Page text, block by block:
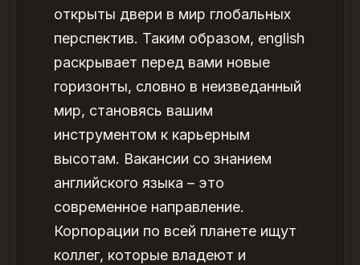
открыты двери в мир глобальных
перспектив. Таким образом, english
раскрывает перед вами новые
горизонты, словно в неизведанный
мир, становясь вашим
инструментом к карьерным
высотам. Вакансии со знанием
английского языка – это
современное направление.
Корпорации по всей планете ищут
коллег, которые владеют и